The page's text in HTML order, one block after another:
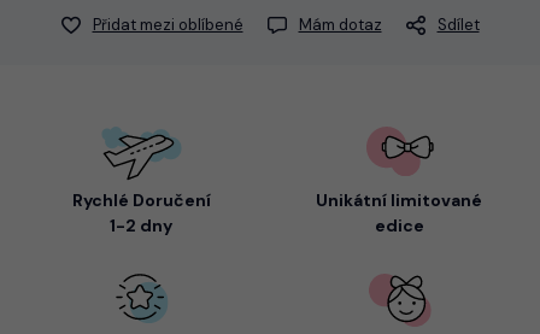
Přidat mezi oblíbené Mám dotaz Sdílet
Rychlé Doručení
1-2 dny
Unikátní limitované
edice